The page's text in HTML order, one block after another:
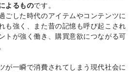
よるものです。
ごした時代のアイテムやコンテンツに
も強く、また昔の記憶も呼び起こされ
トが強く働き、購買意欲につながる可
が一瞬で消費されてしまう現代社会に